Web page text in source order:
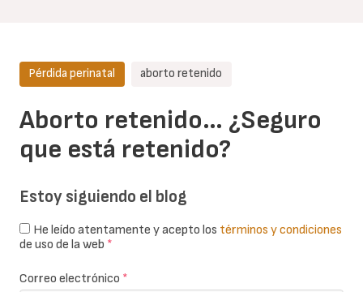
Aborto retenido… ¿Seguro
que está retenido?
Pérdida perinatal aborto retenido
Estoy siguiendo el blog
He leído atentamente y acepto los términos y condiciones
de uso de la web *
Correo electrónico *